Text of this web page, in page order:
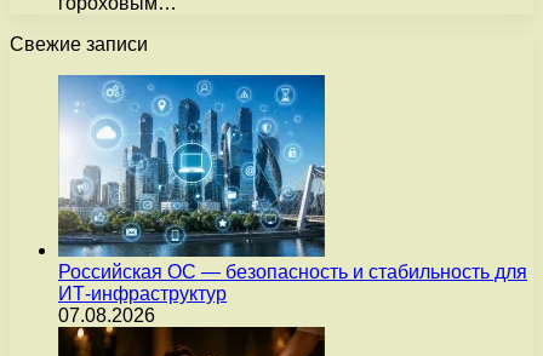
Свежие записи
Российская ОС — безопасность и стабильность для
ИТ-инфраструктур
07.08.2026